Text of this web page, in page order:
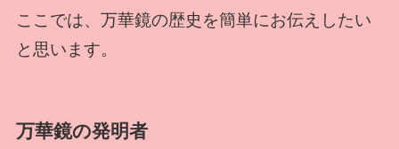
ここでは、万華鏡の歴史を簡単にお伝えしたい
と思います。
万華鏡の発明者